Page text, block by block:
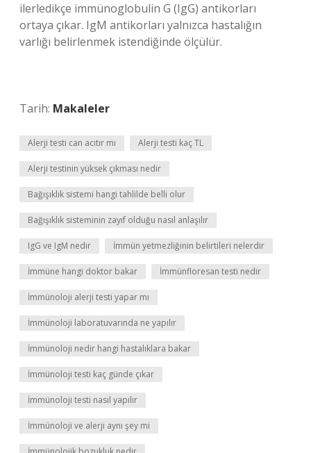
ilerledikçe immünoglobulin G (IgG) antikorları
ortaya çıkar. IgM antikorları yalnızca hastalığın
varlığı belirlenmek istendiğinde ölçülür.
Tarih: Makaleler
Alerji testi can acıtır mı Alerji testi kaç TL
Alerji testinin yüksek çıkması nedir
Bağışıklık sistemi hangi tahlilde belli olur
Bağışıklık sisteminin zayıf olduğu nasıl anlaşılır
IgG ve IgM nedir İmmün yetmezliğinin belirtileri nelerdir
İmmüne hangi doktor bakar İmmünfloresan testi nedir
İmmünoloji alerji testi yapar mı
İmmünoloji laboratuvarında ne yapılır
İmmünoloji nedir hangi hastalıklara bakar
İmmünoloji testi kaç günde çıkar
İmmünoloji testi nasıl yapılır
İmmünoloji ve alerji aynı şey mi